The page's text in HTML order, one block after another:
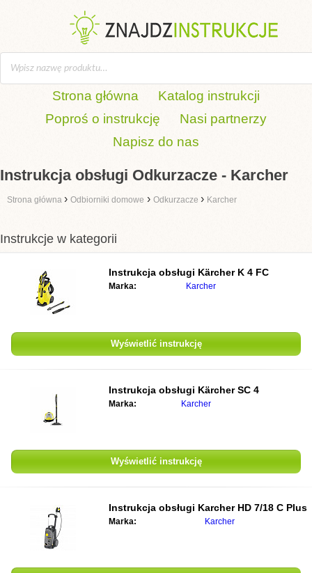
Strona główna
Katalog instrukcji
Poproś o instrukcję
Nasi partnerzy
Napisz do nas
Instrukcja obsługi Odkurzacze - Karcher
Strona główna › Odbiorniki domowe › Odkurzacze › Karcher
Instrukcje w kategorii
Instrukcja obsługi Kärcher K 4 FC
Marka: Karcher
Wyświetlić instrukcję
Instrukcja obsługi Kärcher SC 4
Marka: Karcher
Wyświetlić instrukcję
Instrukcja obsługi Karcher HD 7/18 C Plus
Marka: Karcher